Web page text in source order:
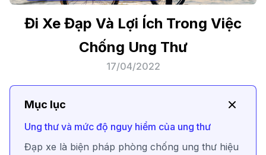
Đi Xe Đạp Và Lợi Ích Trong Việc
Chống Ung Thư
17/04/2022
Mục lục
Ung thư và mức độ nguy hiểm của ung thư
Đạp xe là biện pháp phòng chống ung thư hiệu